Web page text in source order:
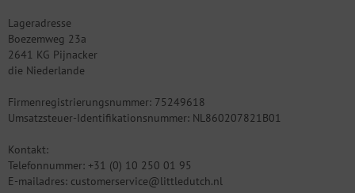
Lageradresse
Boezemweg 23a
2641 KG Pijnacker
die Niederlande
Firmenregistrierungsnummer: 75249618
Umsatzsteuer-Identifikationsnummer: NL860207821B01
Kontakt:
Telefonnummer: +31 (0) 10 250 01 95
E-mailadres: customerservice@littledutch.nl